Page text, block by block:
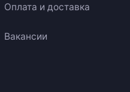
Оплата и доставка
Вакансии